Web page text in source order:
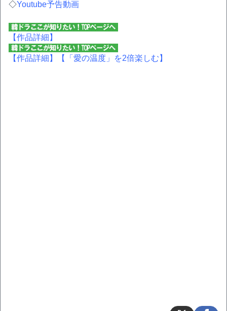
◇Youtube予告動画
【作品詳細】
【作品詳細】 【「愛の温度」を2倍楽しむ】